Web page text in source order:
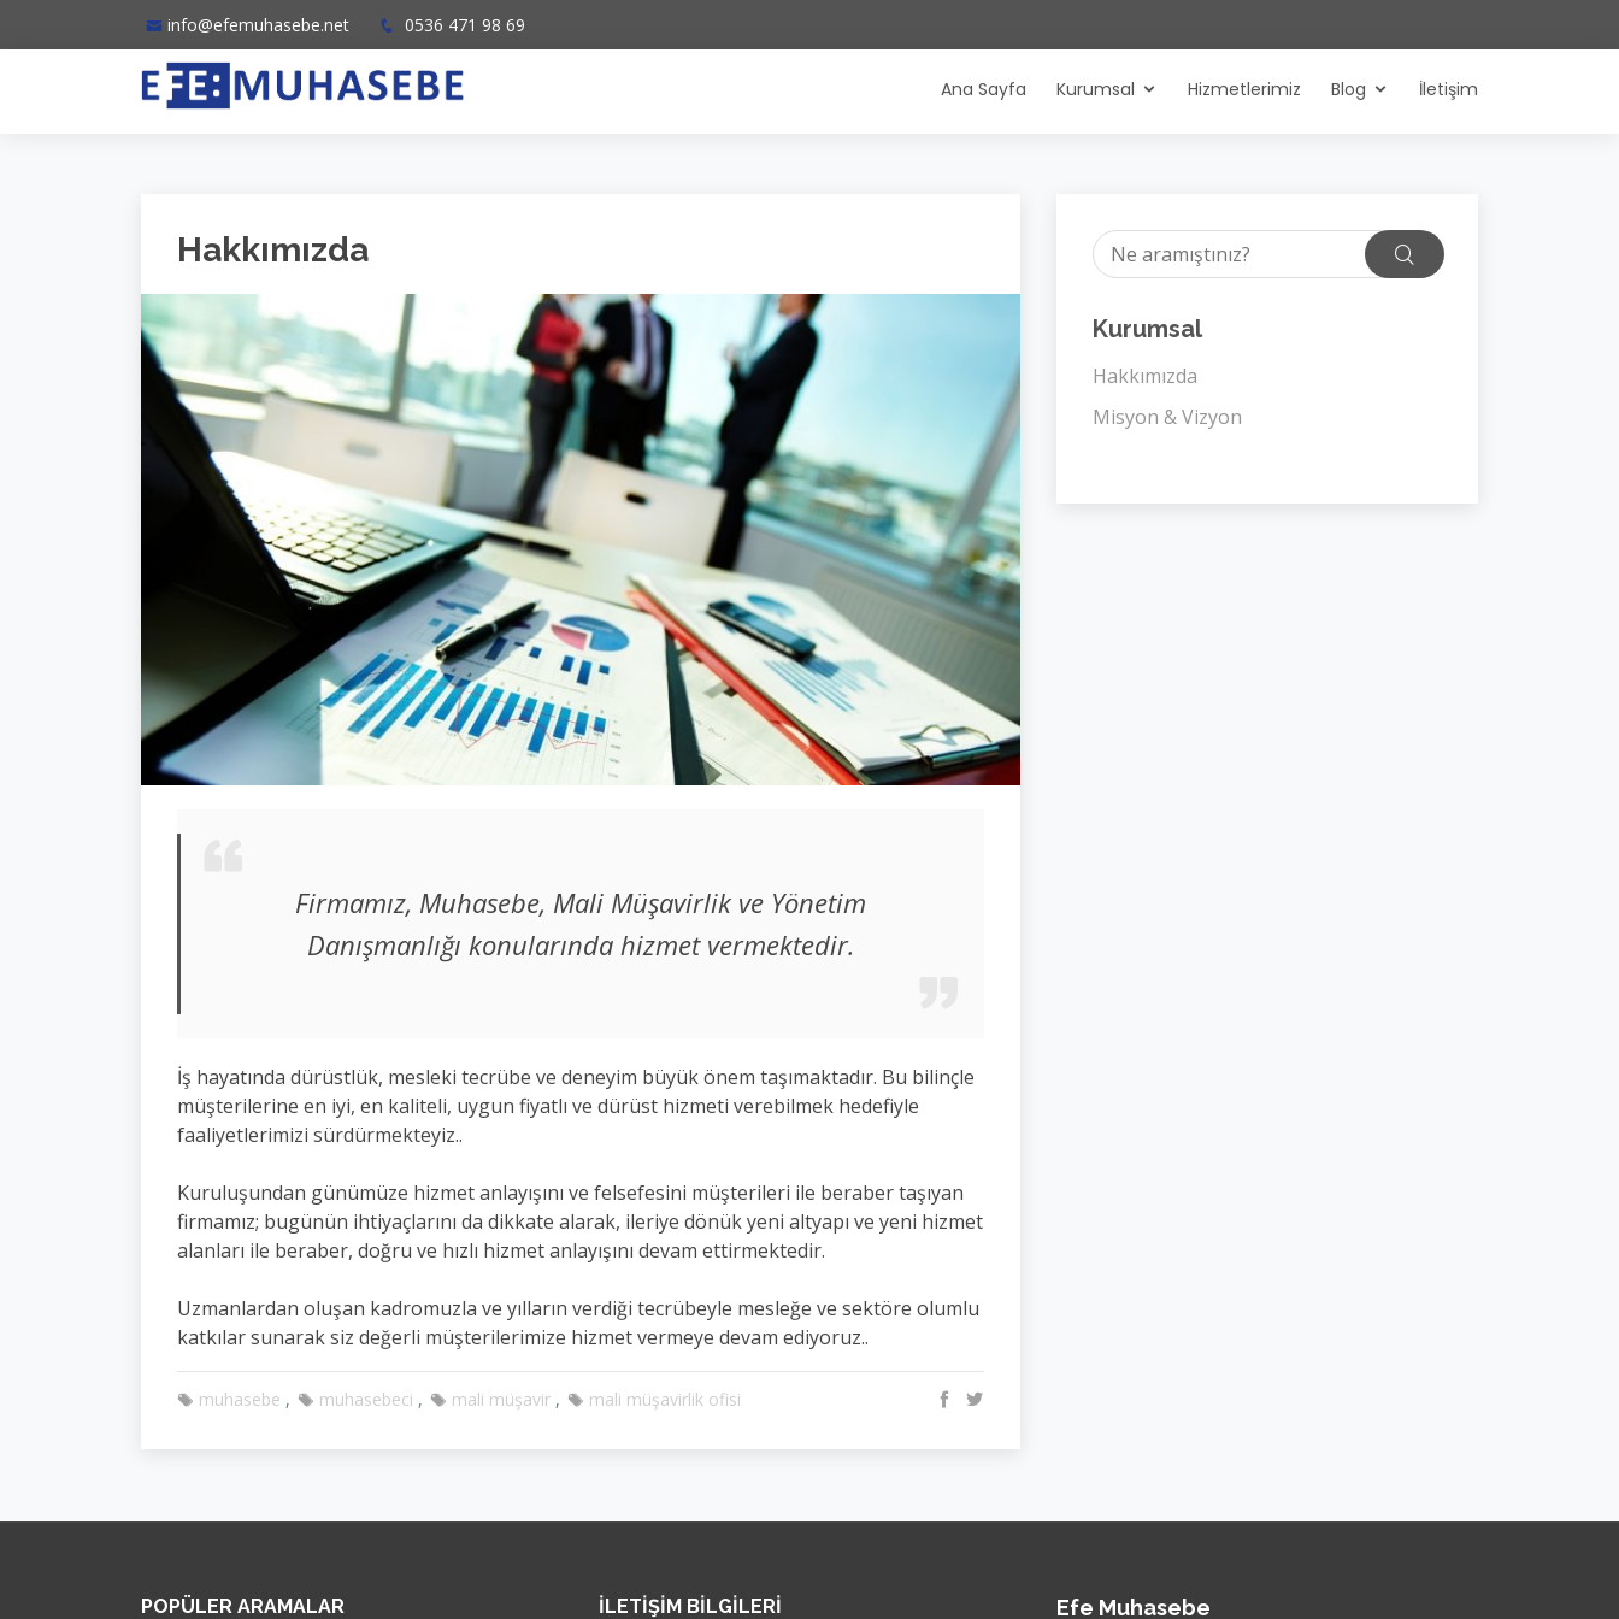
info@efemuhasebe.net 0536 471 98 69
Ana Sayfa Kurumsal Hizmetlerimiz Blog İletişim
Hakkımızda
Firmamız, Muhasebe, Mali Müşavirlik ve Yönetim
Danışmanlığı konularında hizmet vermektedir.
İş hayatında dürüstlük, mesleki tecrübe ve deneyim büyük önem taşımaktadır. Bu bilinçle
müşterilerine en iyi, en kaliteli, uygun fiyatlı ve dürüst hizmeti verebilmek hedefiyle
faaliyetlerimizi sürdürmekteyiz..
Kuruluşundan günümüze hizmet anlayışını ve felsefesini müşterileri ile beraber taşıyan
firmamız; bugünün ihtiyaçlarını da dikkate alarak, ileriye dönük yeni altyapı ve yeni hizmet
alanları ile beraber, doğru ve hızlı hizmet anlayışını devam ettirmektedir.
Uzmanlardan oluşan kadromuzla ve yılların verdiği tecrübeyle mesleğe ve sektöre olumlu
katkılar sunarak siz değerli müşterilerimize hizmet vermeye devam ediyoruz..
muhasebe muhasebeci mali müşavir mali müşavirlik ofisi
Kurumsal
Hakkımızda
Misyon & Vizyon
POPÜLER ARAMALAR İLETIŞIM BILGILERI Efe Muhasebe